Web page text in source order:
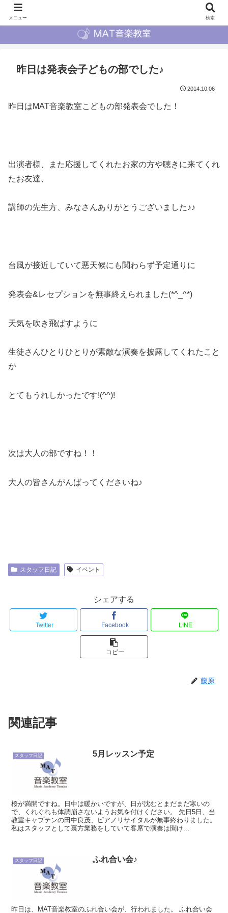
昨日は発表会子どもの部でした♪
2014.10.06
昨日はMAT音楽教室こどもの部発表会でした！
出演者様、 また応援してくれたお家の方や聴きに来てくれ
たお友達、
講師の先生方、みなさんありがとうございました♪♪
台風が接近していて悪天候にも関わらず予定通りに
発表会&レセプションを無事終えられました(*^_^*)
天気を吹き飛ばすように
生徒さんひとりひとりが素敵な演奏を披露 してくれたこと
が
とてもうれしかったです!(^^)!
次は大人の部ですね！！
大人の皆さんがんばってくださいね♪
スタッフ日記 イベント
シェアする
Twitter Facebook LINE
コピー
藤原
関連記事
スタッフ日記 5月レッスン予定
桜が満開ですね。日中は暖かいですが、日が沈むとまだまだ寒いの
で、くれぐれも体調崩さないようお気を付けください。 先日5日、当
教室キャプテンの田中良茂、ピアノリサイタルが無事終わりました。
私はスタッフとして裏方業務をしていて客席で演奏は聞け...
スタッフ日記 ふれ合い会♪
昨日は、MAT音楽教室のふれ合い会が、行われました。 ふれ合い会
メニュー 検索